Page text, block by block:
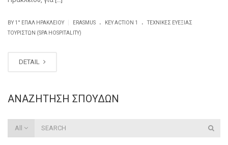
BY1° ΕΠΑΛ ΗΡΑΚΛΕΊΟΥ ERASMUS . KEY ACTION 1 .
ΤΕΧΝΙΚΈΣ ΕΥΕΞΊΑΣ
ΤΟΥΡΙΣΤΏΝ (SPA HOSPITALITY)
DETAIL
ΑΝΑΖΉΤΗΣΗ ΣΠΟΥΔΏΝ
All